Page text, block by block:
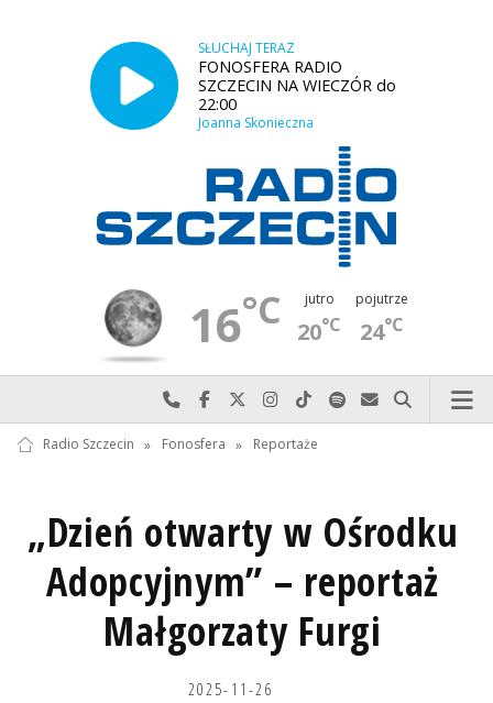
SŁUCHAJ TERAZ
FONOSFERA RADIO
SZCZECIN NA WIECZÓR do
22:00
Joanna Skonieczna
16°C jutro
20°C
pojutrze
24°C
Najlepiej po prostu do nas zadzwoń
Odwiedź nas na Facebook-u
Odwiedź nas na X
Odwiedź nas na Instagram-ie
Odwiedź nas na TikTok-u
Szukaj nas na Spotify
Wyślij do nas
Szukaj
Radio Szczecin » Fonosfera » Reportaże
„Dzień otwarty w Ośrodku
Adopcyjnym” – reportaż
Małgorzaty Furgi
2025-11-26